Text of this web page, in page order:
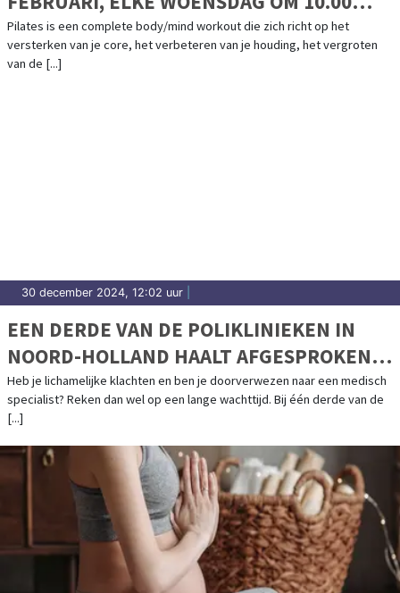
UUR EN OM 11.00 UUR IN BERGEN, DE
BERKELEY
Pilates is een complete body/mind workout die zich richt op het
versterken van je core, het verbeteren van je houding, het vergroten
van de [...]
30 december 2024, 12:02 uur
EEN DERDE VAN DE POLIKLINIEKEN IN
NOORD-HOLLAND HAALT AFGESPROKEN
NORM WACHTTIJDEN NIET
Heb je lichamelijke klachten en ben je doorverwezen naar een medisch
specialist? Reken dan wel op een lange wachttijd. Bij één derde van de
[...]